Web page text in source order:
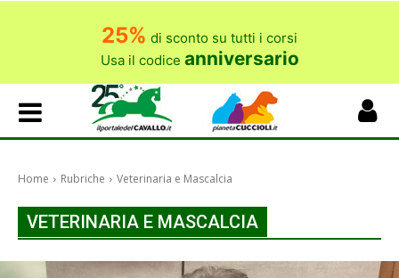
25% di sconto su tutti i corsi
Usa il codice anniversario
Home Rubriche Veterinaria e Mascalcia
VETERINARIA E MASCALCIA